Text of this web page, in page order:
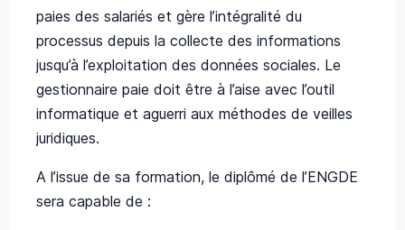
paies des salariés et gère l’intégralité du
processus depuis la collecte des informations
jusqu’à l’exploitation des données sociales. Le
gestionnaire paie doit être à l’aise avec l’outil
informatique et aguerri aux méthodes de veilles
juridiques.
A l’issue de sa formation, le diplômé de l’ENGDE
sera capable de :